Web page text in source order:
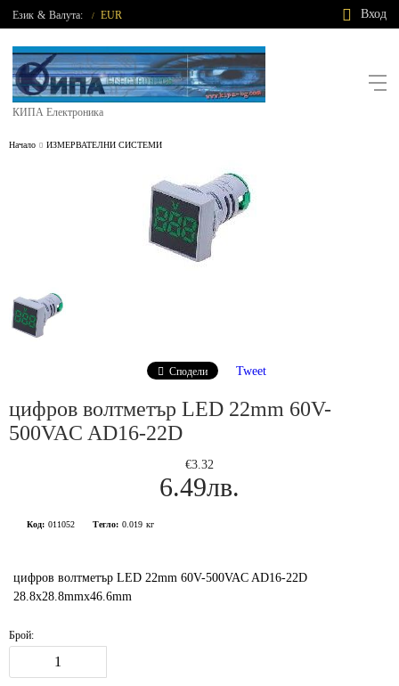
Език & Валута: / EUR Вход
КИПА Електроника
Начало ИЗМЕРВАТЕЛНИ СИСТЕМИ
Сподели Tweet
цифров волтметър LED 22mm 60V-
500VAC AD16-22D
€3.32
6.49лв.
Код: 011052 Тегло: 0.019 кг
цифров волтметър LED 22mm 60V-500VAC AD16-22D
28.8x28.8mmx46.6mm
Брой: